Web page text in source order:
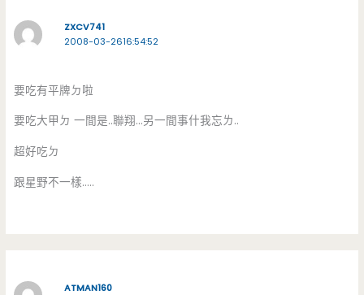
ZXCV741
2008-03-2616:54:52
要吃有平牌ㄉ啦
要吃大甲ㄉ 一間是..聯翔…另一間事什我忘ㄌ..
超好吃ㄉ
跟星野不一樣…..
ATMAN160